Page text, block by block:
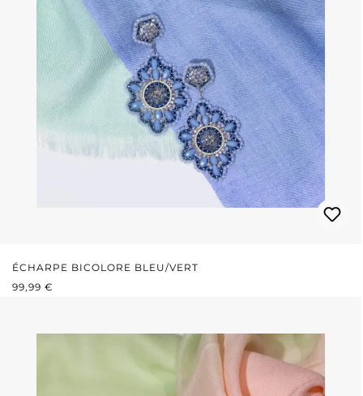
ÉCHARPE BICOLORE BLEU/VERT
PRIX RÉGULIER :
99,99 €